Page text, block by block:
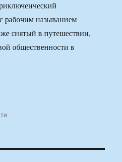
рабочим называнием
снятый в путешествии,
общественности в